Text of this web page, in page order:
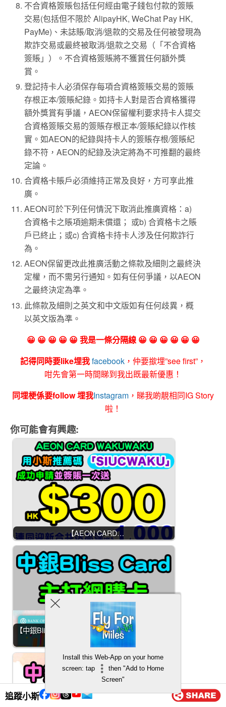
追蹤小斯
不合資格簽賬包括任何經由電子錢包付款的簽賬
交易(包括但不限於 AlipayHK, WeChat Pay HK,
PayMe)、未誌賬/取消/退款的交易及任何被發現為
欺詐交易或最終被取消/退款之交易（「不合資格
簽賬」）。不合資格簽賬將不獲賞任何額外獎
賞。
登記持卡人必須保存每項合資格簽賬交易的簽賬
存根正本/簽賬紀錄。如持卡人對是否合資格獲得
額外獎賞有爭議，AEON保留權利要求持卡人提交
合資格簽賬交易的簽賬存根正本/簽賬紀錄以作核
實。如AEON的紀錄與持卡人的簽賬存根/簽賬紀
錄不符，AEON的紀錄及決定將為不可推翻的最終
定論。
合資格卡賬戶必須維持正常及良好，方可享此推
廣。
AEON可於下列任何情況下取消此推廣資格：a)
合資格卡之賬項逾期未償還； 或b) 合資格卡之賬
戶已終止；或c) 合資格卡持卡人涉及任何欺詐行
為。
AEON保留更改此推廣活動之條款及細則之最終決
定權，而不需另行通知。如有任何爭議，以AEON
之最終決定為準。
此條款及細則之英文和中文版如有任何歧異，概
以英文版為準。
😀 😀 😀 😀 😀 我是一條分隔線 😀 😀 😀 😀 😀 😀
記得同時要like埋我facebook ，仲要撳埋”see first”，
咁先會第一時間睇到我出既最新優惠！
同埋梗係要follow 埋我Instagram ，睇我啲靚相同IG Story
啦！
你可能會有興趣:
【AEON CARD…
【中銀Bliss Card小斯優惠】全新客戶經小斯申請，
送HK$500 Apple Gift…
Install this Web-App on your home
screen: tap
then "Add to Home
Screen"